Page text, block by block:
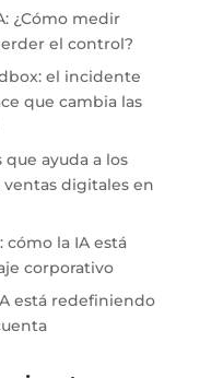
¿Cómo medir
el control?
el incidente
que cambia las
que ayuda a los
digitales en
cómo la IA está
corporativo
está redefiniendo